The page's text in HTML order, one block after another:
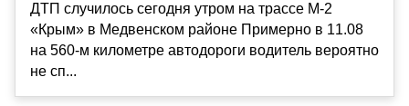
ДТП случилось сегодня утром на трассе М-2
«Крым» в Медвенском районе Примерно в 11.08
на 560-м километре автодороги водитель вероятно
не сп...